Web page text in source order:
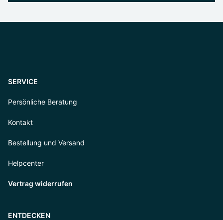
SERVICE
Persönliche Beratung
Kontakt
Bestellung und Versand
Helpcenter
Vertrag widerrufen
ENTDECKEN